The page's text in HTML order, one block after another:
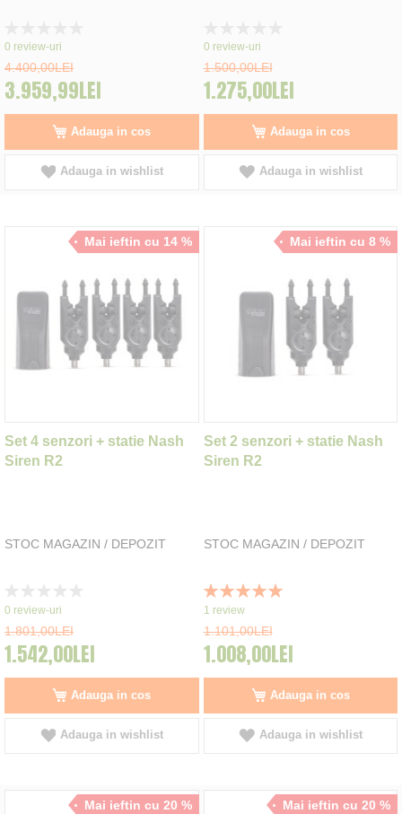
0%
0 review-uri
4.400,00LEI
3.959,99LEI
Adauga in cos
Adauga in wishlist
0%
0 review-uri
1.500,00LEI
1.275,00LEI
Adauga in cos
Adauga in wishlist
Mai ieftin cu 14 %
Set 4 senzori + statie Nash
Siren R2
STOC MAGAZIN / DEPOZIT
0%
0 review-uri
1.801,00LEI
1.542,00LEI
Adauga in cos
Adauga in wishlist
Mai ieftin cu 8 %
Set 2 senzori + statie Nash
Siren R2
STOC MAGAZIN / DEPOZIT
Rating:
100%
1 review
1.101,00LEI
1.008,00LEI
Adauga in cos
Adauga in wishlist
Mai ieftin cu 20 % Mai ieftin cu 20 %